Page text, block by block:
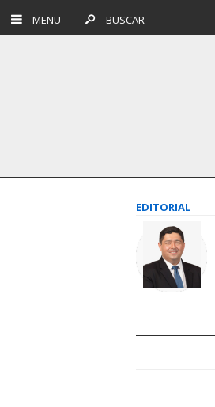
MENU BUSCAR
EDITORIAL